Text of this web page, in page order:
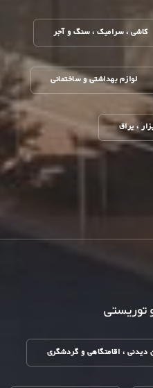
کاشی ، سرامیک ، سنگ و آجر
لوازم بهداشتی و ساختمانی
، یراق
دیدنی ، اقامتگاهی و گردشگری